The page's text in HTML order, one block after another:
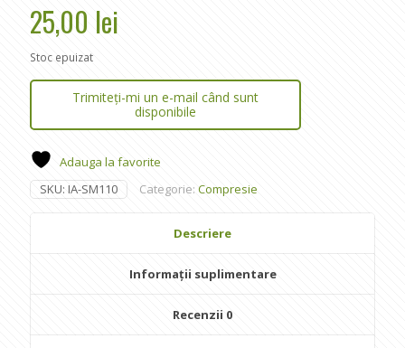
25,00 lei
Stoc epuizat
Trimiteți-mi un e-mail când sunt
disponibile
Adauga la favorite
SKU: IA-SM110 Categorie: Compresie
Descriere
Informații suplimentare
Recenzii 0